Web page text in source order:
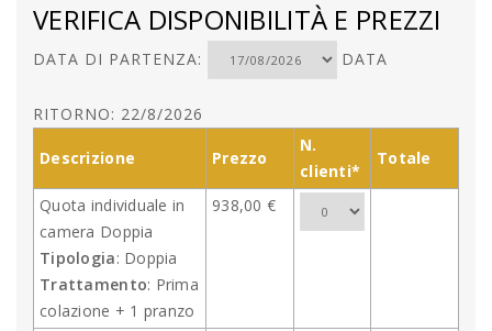
VERIFICA DISPONIBILITÀ E PREZZI
DATA DI PARTENZA: DATA
RITORNO: 22/8/2026
Descrizione Prezzo
N.
clienti*
Totale
Quota individuale in
camera Doppia
Tipologia: Doppia
Trattamento: Prima
colazione + 1 pranzo
938,00 €